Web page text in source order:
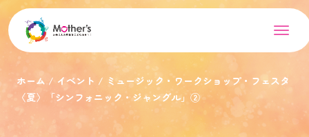
ホーム イベント
ミュージック・ワークショップ・フェスタ
〈夏〉「シンフォニック・ジャングル」②